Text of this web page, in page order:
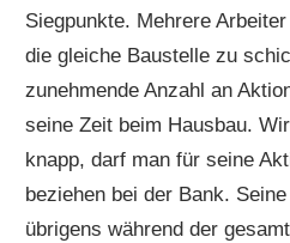
Siegpunkte. Mehrere
die gleiche Baustelle zu
zunehmende Anzahl an
seine Zeit beim Hausbau.
knapp, darf man für seine
beziehen bei der Bank.
übrigens während der